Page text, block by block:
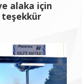
alaka için